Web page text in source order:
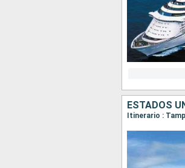
ESTADOS
Itinerario :